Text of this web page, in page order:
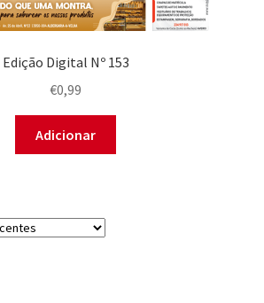
Edição Digital Nº 153
€0,99
Adicionar